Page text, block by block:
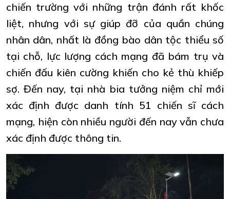
chiến trường với những trận đánh rất khốc
liệt, nhưng với sự giúp đỡ của quần chúng
nhân dân, nhất là đồng bào dân tộc thiểu số
tại chỗ, lực lượng cách mạng đã bám trụ và
chiến đấu kiên cường khiến cho kẻ thù khiếp
sợ. Đến nay, tại nhà bia tưởng niệm chỉ mới
xác định được danh tính 51 chiến sĩ cách
mạng, hiện còn nhiều người đến nay vẫn chưa
xác định được thông tin.